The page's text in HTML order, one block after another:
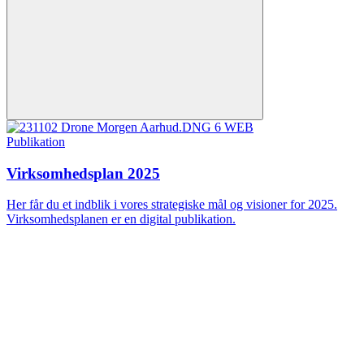
Publikation
Virksomhedsplan 2025
Her får du et indblik i vores strategiske mål og visioner for 2025.
Virksomhedsplanen er en digital publikation.